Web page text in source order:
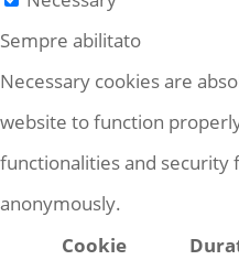
Sempre abilitato
Necessary cookies are
website to function
functionalities and security
anonymously.
Cookie